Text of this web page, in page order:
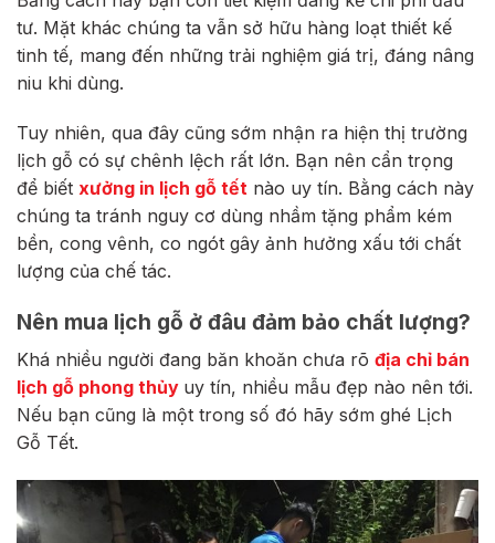
tư. Mặt khác chúng ta vẫn sở hữu hàng loạt thiết kế
tinh tế, mang đến những trải nghiệm giá trị, đáng nâng
niu khi dùng.
Tuy nhiên, qua đây cũng sớm nhận ra hiện thị trường
lịch gỗ có sự chênh lệch rất lớn. Bạn nên cẩn trọng
để biết xưởng in lịch gỗ tết nào uy tín. Bằng cách này
chúng ta tránh nguy cơ dùng nhầm tặng phẩm kém
bền, cong vênh, co ngót gây ảnh hưởng xấu tới chất
lượng của chế tác.
Nên mua lịch gỗ ở đâu đảm bảo chất lượng?
Khá nhiều người đang băn khoăn chưa rõ địa chỉ bán
lịch gỗ phong thủy uy tín, nhiều mẫu đẹp nào nên tới.
Nếu bạn cũng là một trong số đó hãy sớm ghé Lịch
Gỗ Tết.